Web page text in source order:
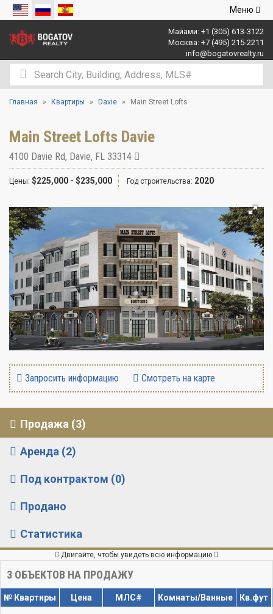
Открыть
Меню
Майами: +1 (305) 613-3122
Москва: +7 (495) 215-2211
info@bogatovrealty.ru
Главная Квартиры Davie Main Street Lofts
Main Street Lofts Davie
4100 Davie Rd, Davie, FL 33314
Цены: $225,000 - $235,000 Год строительства: 2020
Запросить информацию Смотреть на карте
Продажа (3)
Аренда (2)
Под контрактом (0)
Продано
Статистика
Двигайте, чтобы увидеть всю информацию
3 ОБЪЕКТОВ НА ПРОДАЖУ
№ Квартиры Цена МЛС# Комнаты/Ванные Кв.фут